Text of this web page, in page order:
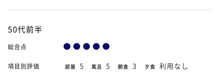
50代前半
総合点
項目別評価 部屋 5 風呂 5 朝食 3 夕食 利用なし